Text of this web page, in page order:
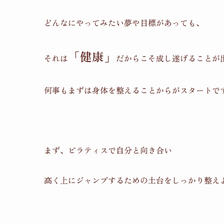
どんなにやってみたい夢や目標があっても、
それは 「健康」 だからこそ成し遂げることが
何事もまずは身体を整えることからがスタートで
まず、ピラティスで自分と向き合い
高く上にジャンプするための土台をしっかり整え